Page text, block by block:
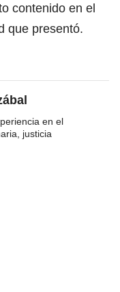
contenido en el
que presentó.
en el
justicia